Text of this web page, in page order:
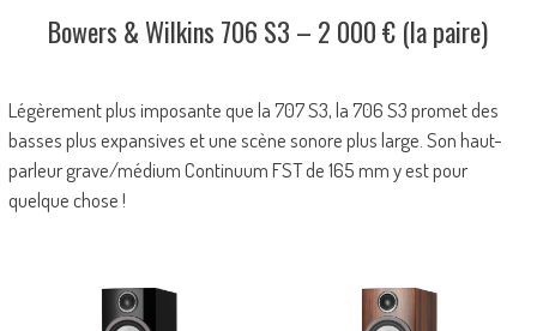
Bowers & Wilkins 706 S3 – 2 000 € (la paire)
Légèrement plus imposante que la 707 S3, la 706 S3 promet des
basses plus expansives et une scène sonore plus large. Son haut-
parleur grave/médium Continuum FST de 165 mm y est pour
quelque chose !